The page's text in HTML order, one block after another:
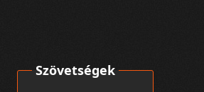
Szövetségek